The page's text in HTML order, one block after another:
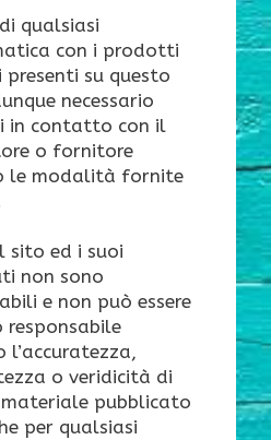
qualsiasi
con i prodotti
presenti su questo
necessario
in contatto con il
o fornitore
le modalità fornite
sito ed i suoi
non sono
e non può essere
responsabile
l’accuratezza,
o veridicità di
pubblicato
per qualsiasi